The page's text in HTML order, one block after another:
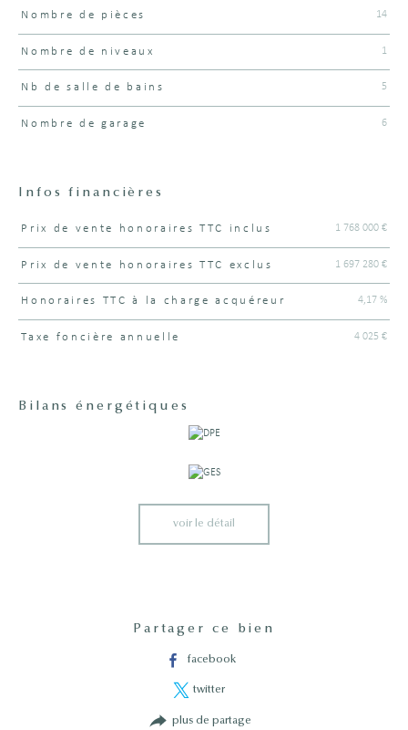
Nombre de pièces 14
Nombre de niveaux 1
Nb de salle de bains 5
Nombre de garage 6
Infos financières
Caractéristiques Valeurs
Prix de vente honoraires TTC inclus 1 768 000 €
Prix de vente honoraires TTC exclus 1 697 280 €
Honoraires TTC à la charge acquéreur 4,17 %
Taxe foncière annuelle 4 025 €
Bilans énergétiques
voir le détail
Partager ce bien
facebook
twitter
plus de partage